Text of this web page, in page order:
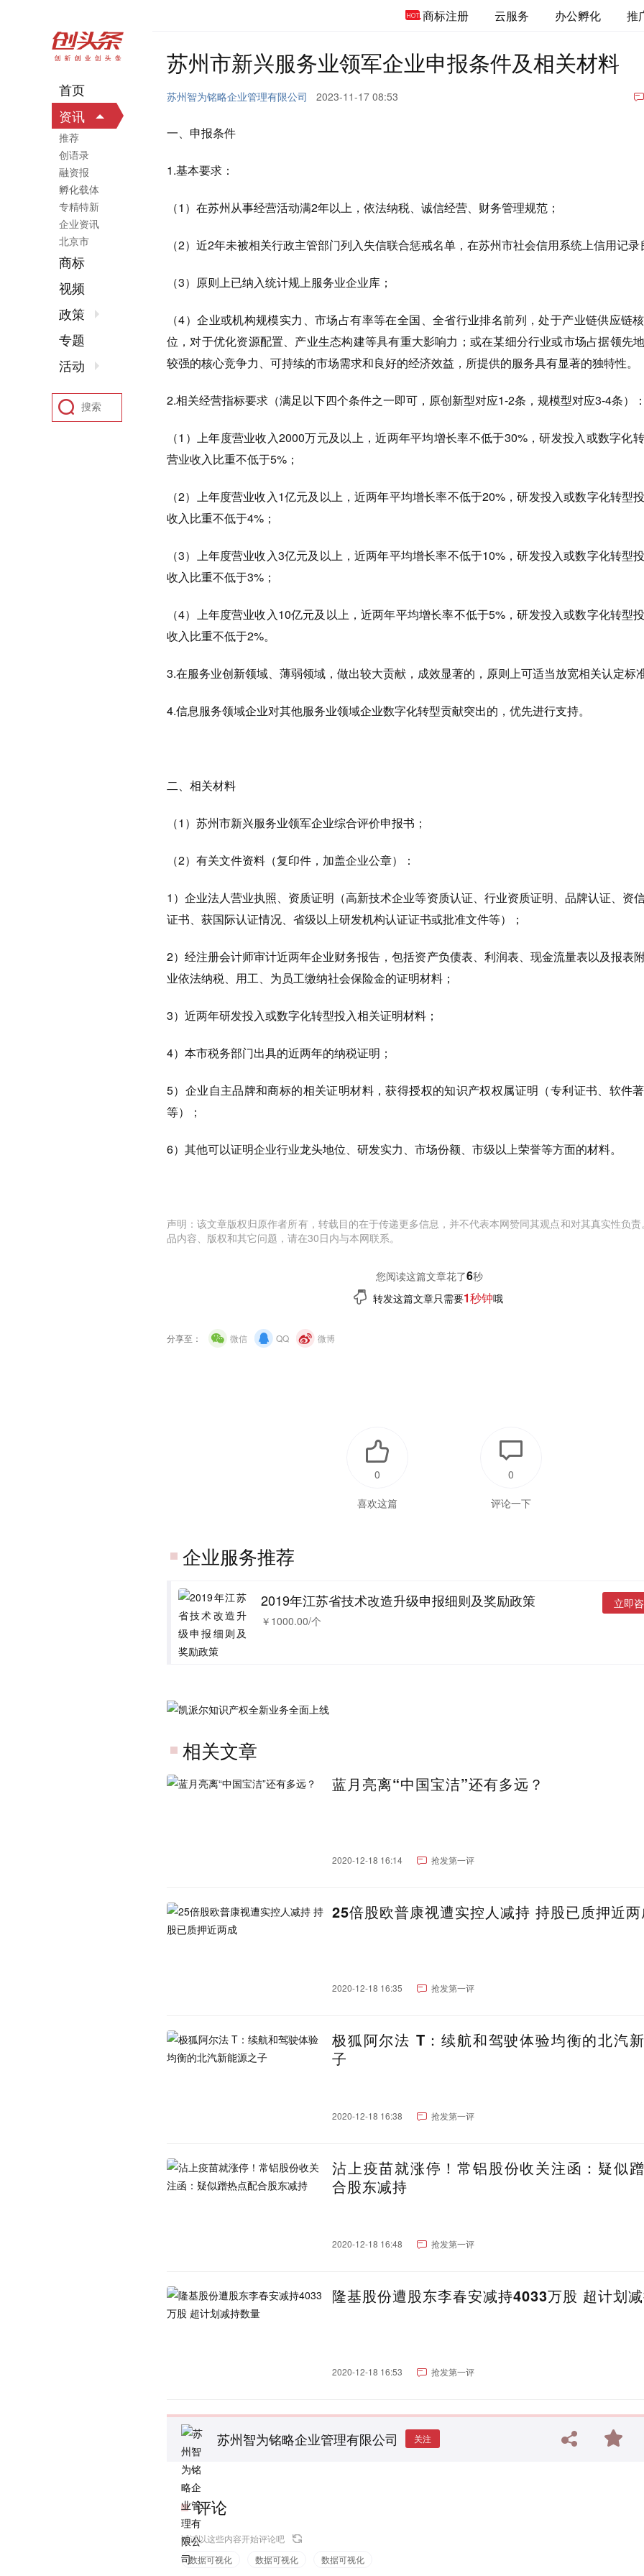
商标注册 云服务 办公孵化 推
苏州市新兴服务业领军企业申报条件及相关材料
苏州智为铭略企业管理有限公司 2023-11-17 08:53
一、申报条件
1.基本要求：
（1）在苏州从事经营活动满2年以上，依法纳税、诚信经营、财务管理规范；
（2）近2年未被相关行政主管部门列入失信联合惩戒名单，在苏州市社会信用系统上信用记录
（3）原则上已纳入统计规上服务业企业库；
（4）企业或机构规模实力、市场占有率等在全国、全省行业排名前列，处于产业链供应链
位，对于优化资源配置、产业生态构建等具有重大影响力；或在某细分行业或市场占据领先
较强的核心竞争力、可持续的市场需求和良好的经济效益，所提供的服务具有显著的独特性。
2.相关经营指标要求（满足以下四个条件之一即可，原创新型对应1-2条，规模型对应3-4条）
（1）上年度营业收入2000万元及以上，近两年平均增长率不低于30%，研发投入或数字化
营业收入比重不低于5%；
（2）上年度营业收入1亿元及以上，近两年平均增长率不低于20%，研发投入或数字化转型
收入比重不低于4%；
（3）上年度营业收入3亿元及以上，近两年平均增长率不低于10%，研发投入或数字化转型
收入比重不低于3%；
（4）上年度营业收入10亿元及以上，近两年平均增长率不低于5%，研发投入或数字化转型
收入比重不低于2%。
3.在服务业创新领域、薄弱领域，做出较大贡献，成效显著的，原则上可适当放宽相关认定标
4.信息服务领域企业对其他服务业领域企业数字化转型贡献突出的，优先进行支持。
二、 相关材料
（1）苏州市新兴服务业领军企业综合评价申报书；
（2）有关文件资料（复印件，加盖企业公章）：
1）企业法人营业执照、资质证明（高新技术企业等资质认证、行业资质证明、品牌认证、资
证书、获国际认证情况、省级以上研发机构认证证书或批准文件等）；
2）经注册会计师审计近两年企业财务报告，包括资产负债表、利润表、现金流量表以及报表
业依法纳税、用工、为员工缴纳社会保险金的证明材料；
3）近两年研发投入或数字化转型投入相关证明材料；
4）本市税务部门出具的近两年的纳税证明；
5）企业自主品牌和商标的相关证明材料，获得授权的知识产权权属证明（专利证书、软件
等）；
6）其他可以证明企业行业龙头地位、研发实力、市场份额、市级以上荣誉等方面的材料。
声明：该文章版权归原作者所有，转载目的在于传递更多信息，并不代表本网赞同其观点和对其真实性负
品内容、版权和其它问题，请在30日内与本网联系。
您阅读这篇文章花了7秒
转发这篇文章只需要1秒钟哦
分享至： 微信 QQ 微博
喜欢这篇
0
评论一下
0
企业服务推荐
2019年江苏省技术改造升级申报细则及奖励政策
￥1000.00/个
立即
相关文章
蓝月亮离“中国宝洁”还有多远？
2020-12-18 16:14 抢发第一评
25倍股欧普康视遭实控人减持 持股已质押近
2020-12-18 16:35 抢发第一评
极狐阿尔法 T：续航和驾驶体验均衡的北汽
子
2020-12-18 16:38 抢发第一评
沾上疫苗就涨停！常铝股份收关注函：疑似
合股东减持
2020-12-18 16:48 抢发第一评
隆基股份遭股东李春安减持4033万股 超计划
2020-12-18 16:53 抢发第一评
苏州智为铭略企业管理有限公司 关注
评论
试试以这些内容开始评论吧
数据可视化
数据可视化 数据可视化
首页
资讯
推荐
创语录
融资报
孵化载体
专精特新
企业资讯
北京市
商标
视频
政策
专题
活动